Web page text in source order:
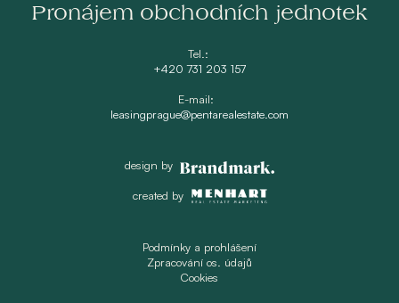
Pronájem obchodních jednotek
Tel.:
+420 731 203 157
E-mail:
leasingprague@pentarealestate.com
design by
created by
Podmínky a prohlášení
Zpracování os. údajů
Cookies